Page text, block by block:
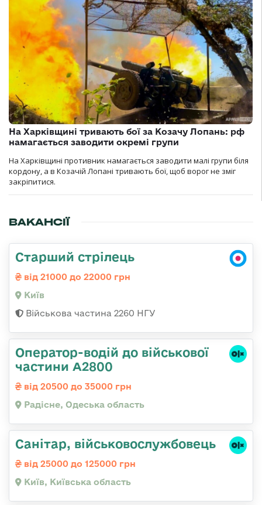
На Харківщині тривають бої за Козачу Лопань: рф
намагається заводити окремі групи
На Харківщині противник намагається заводити малі групи біля
кордону, а в Козачій Лопані тривають бої, щоб ворог не зміг
закріпитися.
ВАКАНСІЇ
Старший стрілець
від 21000 до 22000 грн
Київ
Військова частина 2260 НГУ
Оператор-водій до військової
частини А2800
від 20500 до 35000 грн
Радісне, Одеська область
Санітаp, військовослужбовець
від 25000 до 125000 грн
Київ, Київська область